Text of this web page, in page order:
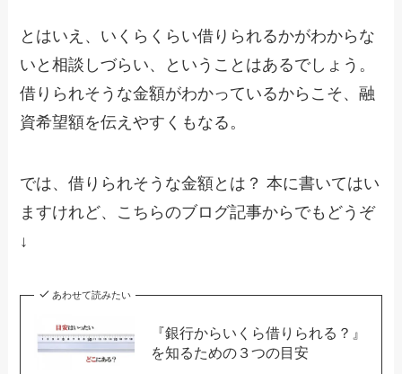
とはいえ、いくらくらい借りられるかがわからな
いと相談しづらい、ということはあるでしょう。
借りられそうな金額がわかっているからこそ、融
資希望額を伝えやすくもなる。
では、借りられそうな金額とは？ 本に書いてはい
ますけれど、こちらのブログ記事からでもどうぞ
↓
あわせて読みたい
『銀行からいくら借りられる？』
を知るための３つの目安